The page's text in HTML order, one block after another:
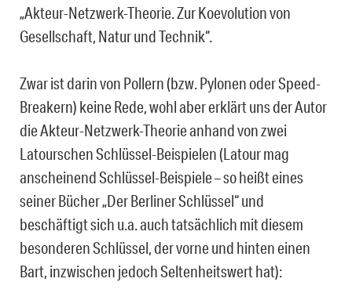
„Akteur-Netzwerk-Theorie. Zur Koevolution von
Gesellschaft, Natur und Technik“.
Zwar ist darin von Pollern (bzw. Pylonen oder Speed-
Breakern) keine Rede, wohl aber erklärt uns der Autor
die Akteur-Netzwerk-Theorie anhand von zwei
Latourschen Schlüssel-Beispielen (Latour mag
anscheinend Schlüssel-Beispiele – so heißt eines
seiner Bücher „Der Berliner Schlüssel“ und
beschäftigt sich u.a. auch tatsächlich mit diesem
besonderen Schlüssel, der vorne und hinten einen
Bart, inzwischen jedoch Seltenheitswert hat):